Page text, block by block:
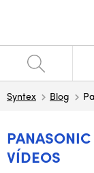
Syntex Blog
VÍDEOS